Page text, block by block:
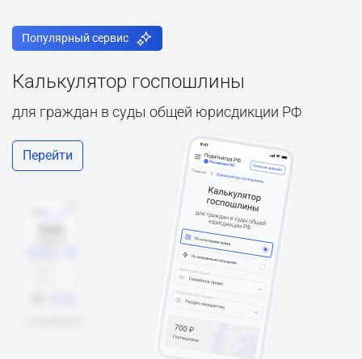
Популярный сервис
Калькулятор госпошлины
для граждан в суды общей юрисдикции РФ
Перейти